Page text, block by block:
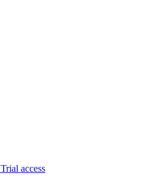
Trial access